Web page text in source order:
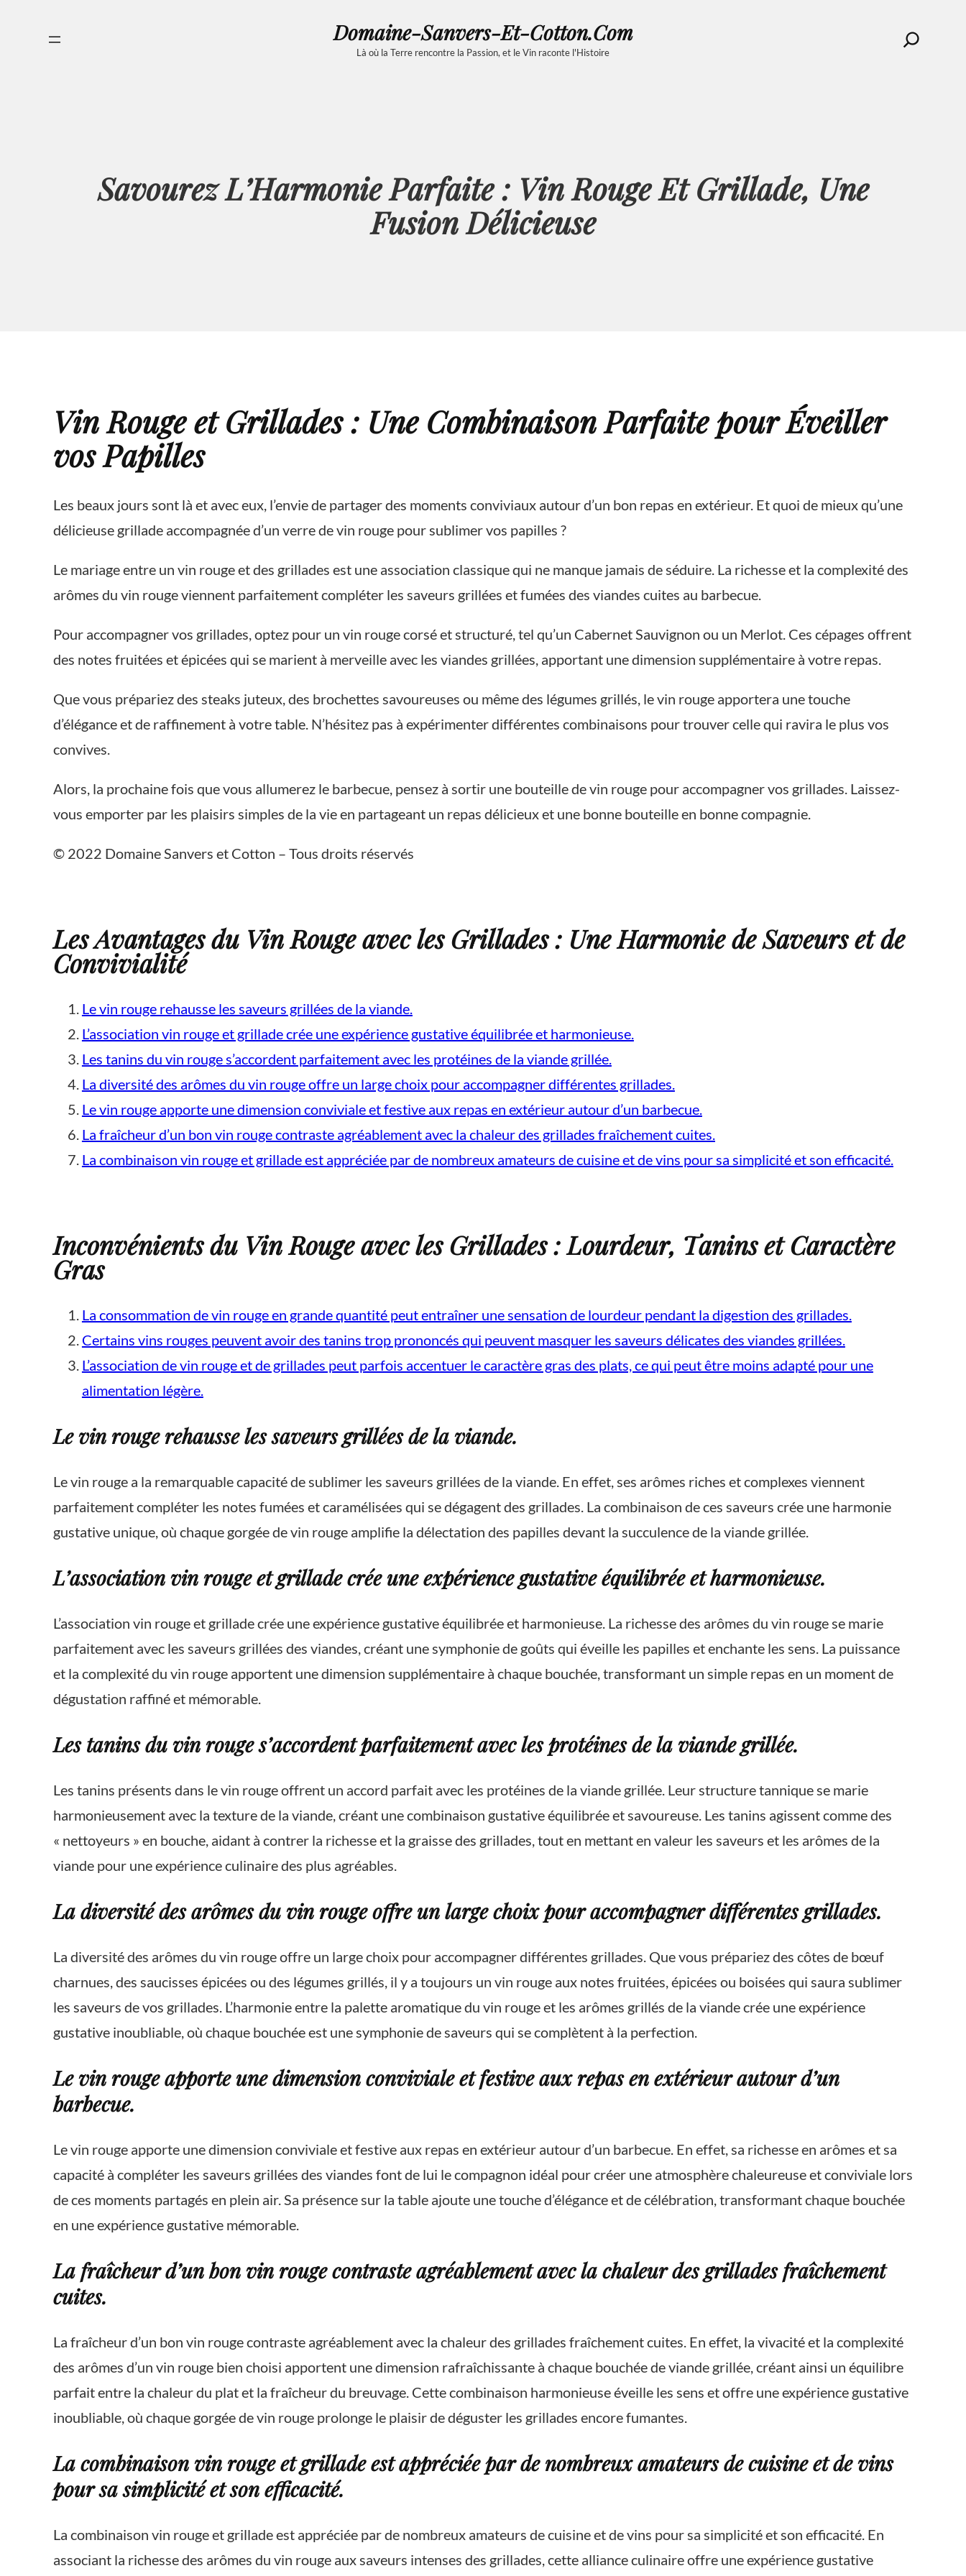
Domaine-Sanvers-Et-Cotton.com
Là où la Terre rencontre la Passion, et le Vin raconte l'Histoire
Search
Savourez L’Harmonie Parfaite : Vin Rouge Et Grillade, Une
Fusion Délicieuse
Vin Rouge et Grillades : Une Combinaison Parfaite pour Éveiller
vos Papilles
Les beaux jours sont là et avec eux, l’envie de partager des moments conviviaux autour d’un bon repas en extérieur. Et quoi de mieux qu’une
délicieuse grillade accompagnée d’un verre de vin rouge pour sublimer vos papilles ?
Le mariage entre un vin rouge et des grillades est une association classique qui ne manque jamais de séduire. La richesse et la complexité des
arômes du vin rouge viennent parfaitement compléter les saveurs grillées et fumées des viandes cuites au barbecue.
Pour accompagner vos grillades, optez pour un vin rouge corsé et structuré, tel qu’un Cabernet Sauvignon ou un Merlot. Ces cépages offrent
des notes fruitées et épicées qui se marient à merveille avec les viandes grillées, apportant une dimension supplémentaire à votre repas.
Que vous prépariez des steaks juteux, des brochettes savoureuses ou même des légumes grillés, le vin rouge apportera une touche
d’élégance et de raffinement à votre table. N’hésitez pas à expérimenter différentes combinaisons pour trouver celle qui ravira le plus vos
convives.
Alors, la prochaine fois que vous allumerez le barbecue, pensez à sortir une bouteille de vin rouge pour accompagner vos grillades. Laissez-
vous emporter par les plaisirs simples de la vie en partageant un repas délicieux et une bonne bouteille en bonne compagnie.
© 2022 Domaine Sanvers et Cotton – Tous droits réservés
Les Avantages du Vin Rouge avec les Grillades : Une Harmonie de Saveurs et de
Convivialité
Le vin rouge rehausse les saveurs grillées de la viande.
L’association vin rouge et grillade crée une expérience gustative équilibrée et harmonieuse.
Les tanins du vin rouge s’accordent parfaitement avec les protéines de la viande grillée.
La diversité des arômes du vin rouge offre un large choix pour accompagner différentes grillades.
Le vin rouge apporte une dimension conviviale et festive aux repas en extérieur autour d’un barbecue.
La fraîcheur d’un bon vin rouge contraste agréablement avec la chaleur des grillades fraîchement cuites.
La combinaison vin rouge et grillade est appréciée par de nombreux amateurs de cuisine et de vins pour sa simplicité et son efficacité.
Inconvénients du Vin Rouge avec les Grillades : Lourdeur, Tanins et Caractère
Gras
La consommation de vin rouge en grande quantité peut entraîner une sensation de lourdeur pendant la digestion des grillades.
Certains vins rouges peuvent avoir des tanins trop prononcés qui peuvent masquer les saveurs délicates des viandes grillées.
L’association de vin rouge et de grillades peut parfois accentuer le caractère gras des plats, ce qui peut être moins adapté pour une
alimentation légère.
Le vin rouge rehausse les saveurs grillées de la viande.
Le vin rouge a la remarquable capacité de sublimer les saveurs grillées de la viande. En effet, ses arômes riches et complexes viennent
parfaitement compléter les notes fumées et caramélisées qui se dégagent des grillades. La combinaison de ces saveurs crée une harmonie
gustative unique, où chaque gorgée de vin rouge amplifie la délectation des papilles devant la succulence de la viande grillée.
L’association vin rouge et grillade crée une expérience gustative équilibrée et harmonieuse.
L’association vin rouge et grillade crée une expérience gustative équilibrée et harmonieuse. La richesse des arômes du vin rouge se marie
parfaitement avec les saveurs grillées des viandes, créant une symphonie de goûts qui éveille les papilles et enchante les sens. La puissance
et la complexité du vin rouge apportent une dimension supplémentaire à chaque bouchée, transformant un simple repas en un moment de
dégustation raffiné et mémorable.
Les tanins du vin rouge s’accordent parfaitement avec les protéines de la viande grillée.
Les tanins présents dans le vin rouge offrent un accord parfait avec les protéines de la viande grillée. Leur structure tannique se marie
harmonieusement avec la texture de la viande, créant une combinaison gustative équilibrée et savoureuse. Les tanins agissent comme des
« nettoyeurs » en bouche, aidant à contrer la richesse et la graisse des grillades, tout en mettant en valeur les saveurs et les arômes de la
viande pour une expérience culinaire des plus agréables.
La diversité des arômes du vin rouge offre un large choix pour accompagner différentes grillades.
La diversité des arômes du vin rouge offre un large choix pour accompagner différentes grillades. Que vous prépariez des côtes de bœuf
charnues, des saucisses épicées ou des légumes grillés, il y a toujours un vin rouge aux notes fruitées, épicées ou boisées qui saura sublimer
les saveurs de vos grillades. L’harmonie entre la palette aromatique du vin rouge et les arômes grillés de la viande crée une expérience
gustative inoubliable, où chaque bouchée est une symphonie de saveurs qui se complètent à la perfection.
Le vin rouge apporte une dimension conviviale et festive aux repas en extérieur autour d’un
barbecue.
Le vin rouge apporte une dimension conviviale et festive aux repas en extérieur autour d’un barbecue. En effet, sa richesse en arômes et sa
capacité à compléter les saveurs grillées des viandes font de lui le compagnon idéal pour créer une atmosphère chaleureuse et conviviale lors
de ces moments partagés en plein air. Sa présence sur la table ajoute une touche d’élégance et de célébration, transformant chaque bouchée
en une expérience gustative mémorable.
La fraîcheur d’un bon vin rouge contraste agréablement avec la chaleur des grillades fraîchement
cuites.
La fraîcheur d’un bon vin rouge contraste agréablement avec la chaleur des grillades fraîchement cuites. En effet, la vivacité et la complexité
des arômes d’un vin rouge bien choisi apportent une dimension rafraîchissante à chaque bouchée de viande grillée, créant ainsi un équilibre
parfait entre la chaleur du plat et la fraîcheur du breuvage. Cette combinaison harmonieuse éveille les sens et offre une expérience gustative
inoubliable, où chaque gorgée de vin rouge prolonge le plaisir de déguster les grillades encore fumantes.
La combinaison vin rouge et grillade est appréciée par de nombreux amateurs de cuisine et de vins
pour sa simplicité et son efficacité.
La combinaison vin rouge et grillade est appréciée par de nombreux amateurs de cuisine et de vins pour sa simplicité et son efficacité. En
associant la richesse des arômes du vin rouge aux saveurs intenses des grillades, cette alliance culinaire offre une expérience gustative